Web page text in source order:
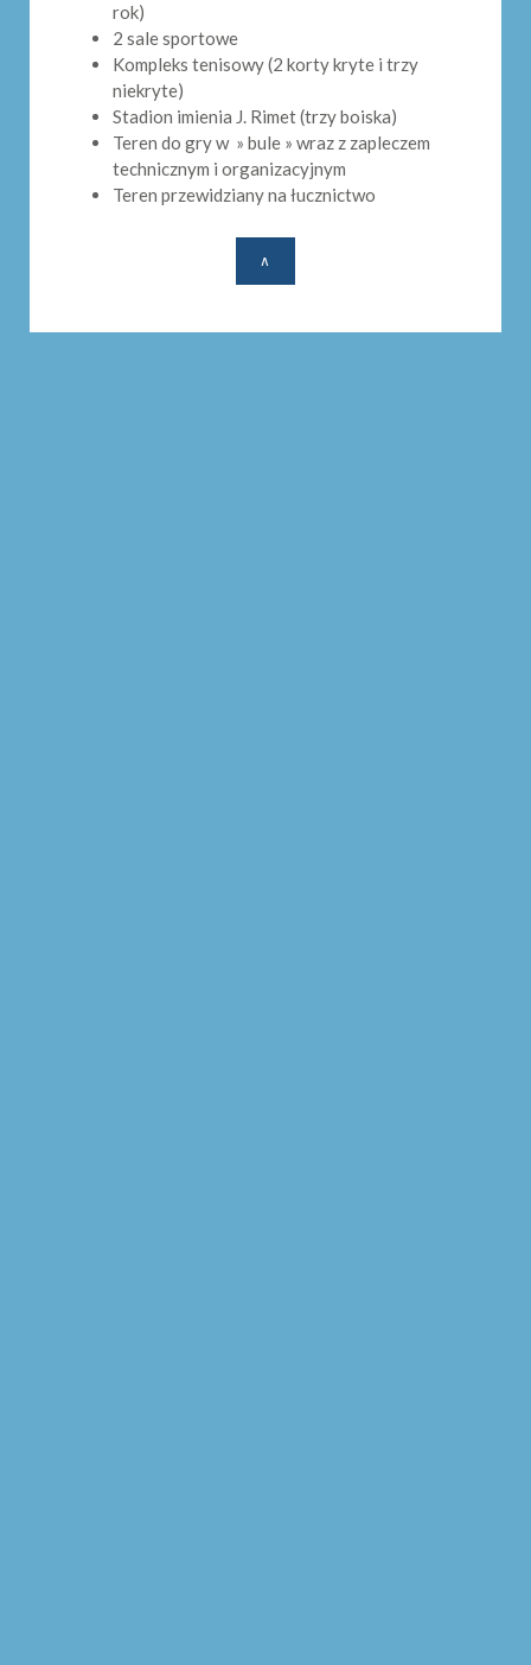
rok)
2 sale sportowe
Kompleks tenisowy (2 korty kryte i trzy
niekryte)
Stadion imienia J. Rimet (trzy boiska)
Teren do gry w » bule » wraz z zapleczem
technicznym i organizacyjnym
Teren przewidziany na łucznictwo
∧